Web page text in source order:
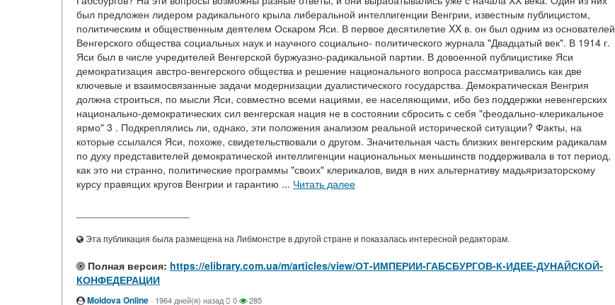
был предложен лидером радикального крыла либеральной интеллигенции Венгрии, известным публицистом,
политическим и общественным деятелем Оскаром Яси. В первое десятилетие XX в. он был одним из основателей
Венгерского общества социальных наук и научного социально- политического журнала "Двадцатый век". В 1914 г.
Яси был в числе учредителей Венгерской буржуазно-радикальной партии. В довоенной публицистике Яси
демократизация австро-венгерского общества и решение национального вопроса рассматривались как две
ключевые и взаимосвязанные задачи модернизации дуалистического государства. Демократическая Венгрия
должна строиться, по мысли Яси, совместно всеми нациями, ее населяющими, ибо без поддержки невенгерских
национально-демократических сил венгерская нация не в состоянии сбросить с себя "феодально-клерикальное
ярмо" 3 . Подкреплялись ли, однако, эти положения анализом реальной исторической ситуации? Факты, на
которые ссылался Яси, похоже, свидетельствовали о другом. Значительная часть близких венгерским радикалам
по духу представителей демократической интеллигенции национальных меньшинств поддерживала в тот период,
как это ни странно, политические программы "своих" клерикалов, видя в них альтернативу мадьяризаторскому
курсу правящих кругов Венгрии и гарантию ... Читать далее
Эта публикация была размещена на Либмонстре в другой стране и показалась интересной редакторам.
Полная версия: https://elibrary.com.ua/m/articles/view/ОТ-ИМПЕРИИ-ГАБСБУРГОВ-К-ИДЕЕ-ДУНАЙСКОЙ-
КОНФЕДЕРАЦИИ
Moldova Online · 1964 дней(я) назад 0 285